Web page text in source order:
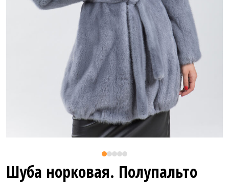
Шуба норковая. Полупальто